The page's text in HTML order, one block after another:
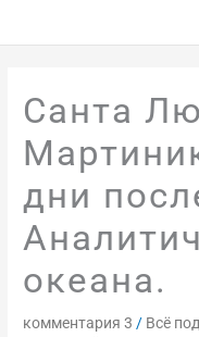
Санта
дни
океана.
комментария 3 / Всё